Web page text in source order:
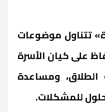
تتناول موضوعات
على كيان الأسرة
الطلاق، ومساعدة
للمشكلات.